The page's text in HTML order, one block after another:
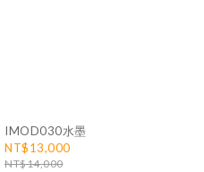
IMOD030水墨
NT$13,000
NT$14,000